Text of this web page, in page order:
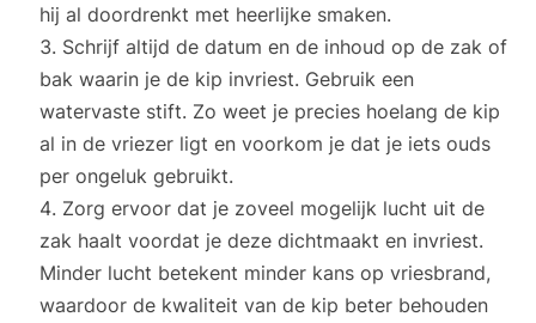
hij al doordrenkt met heerlijke smaken.
Schrijf altijd de datum en de inhoud op de zak of
bak waarin je de kip invriest. Gebruik een
watervaste stift. Zo weet je precies hoelang de kip
al in de vriezer ligt en voorkom je dat je iets ouds
per ongeluk gebruikt.
Zorg ervoor dat je zoveel mogelijk lucht uit de
zak haalt voordat je deze dichtmaakt en invriest.
Minder lucht betekent minder kans op vriesbrand,
waardoor de kwaliteit van de kip beter behouden